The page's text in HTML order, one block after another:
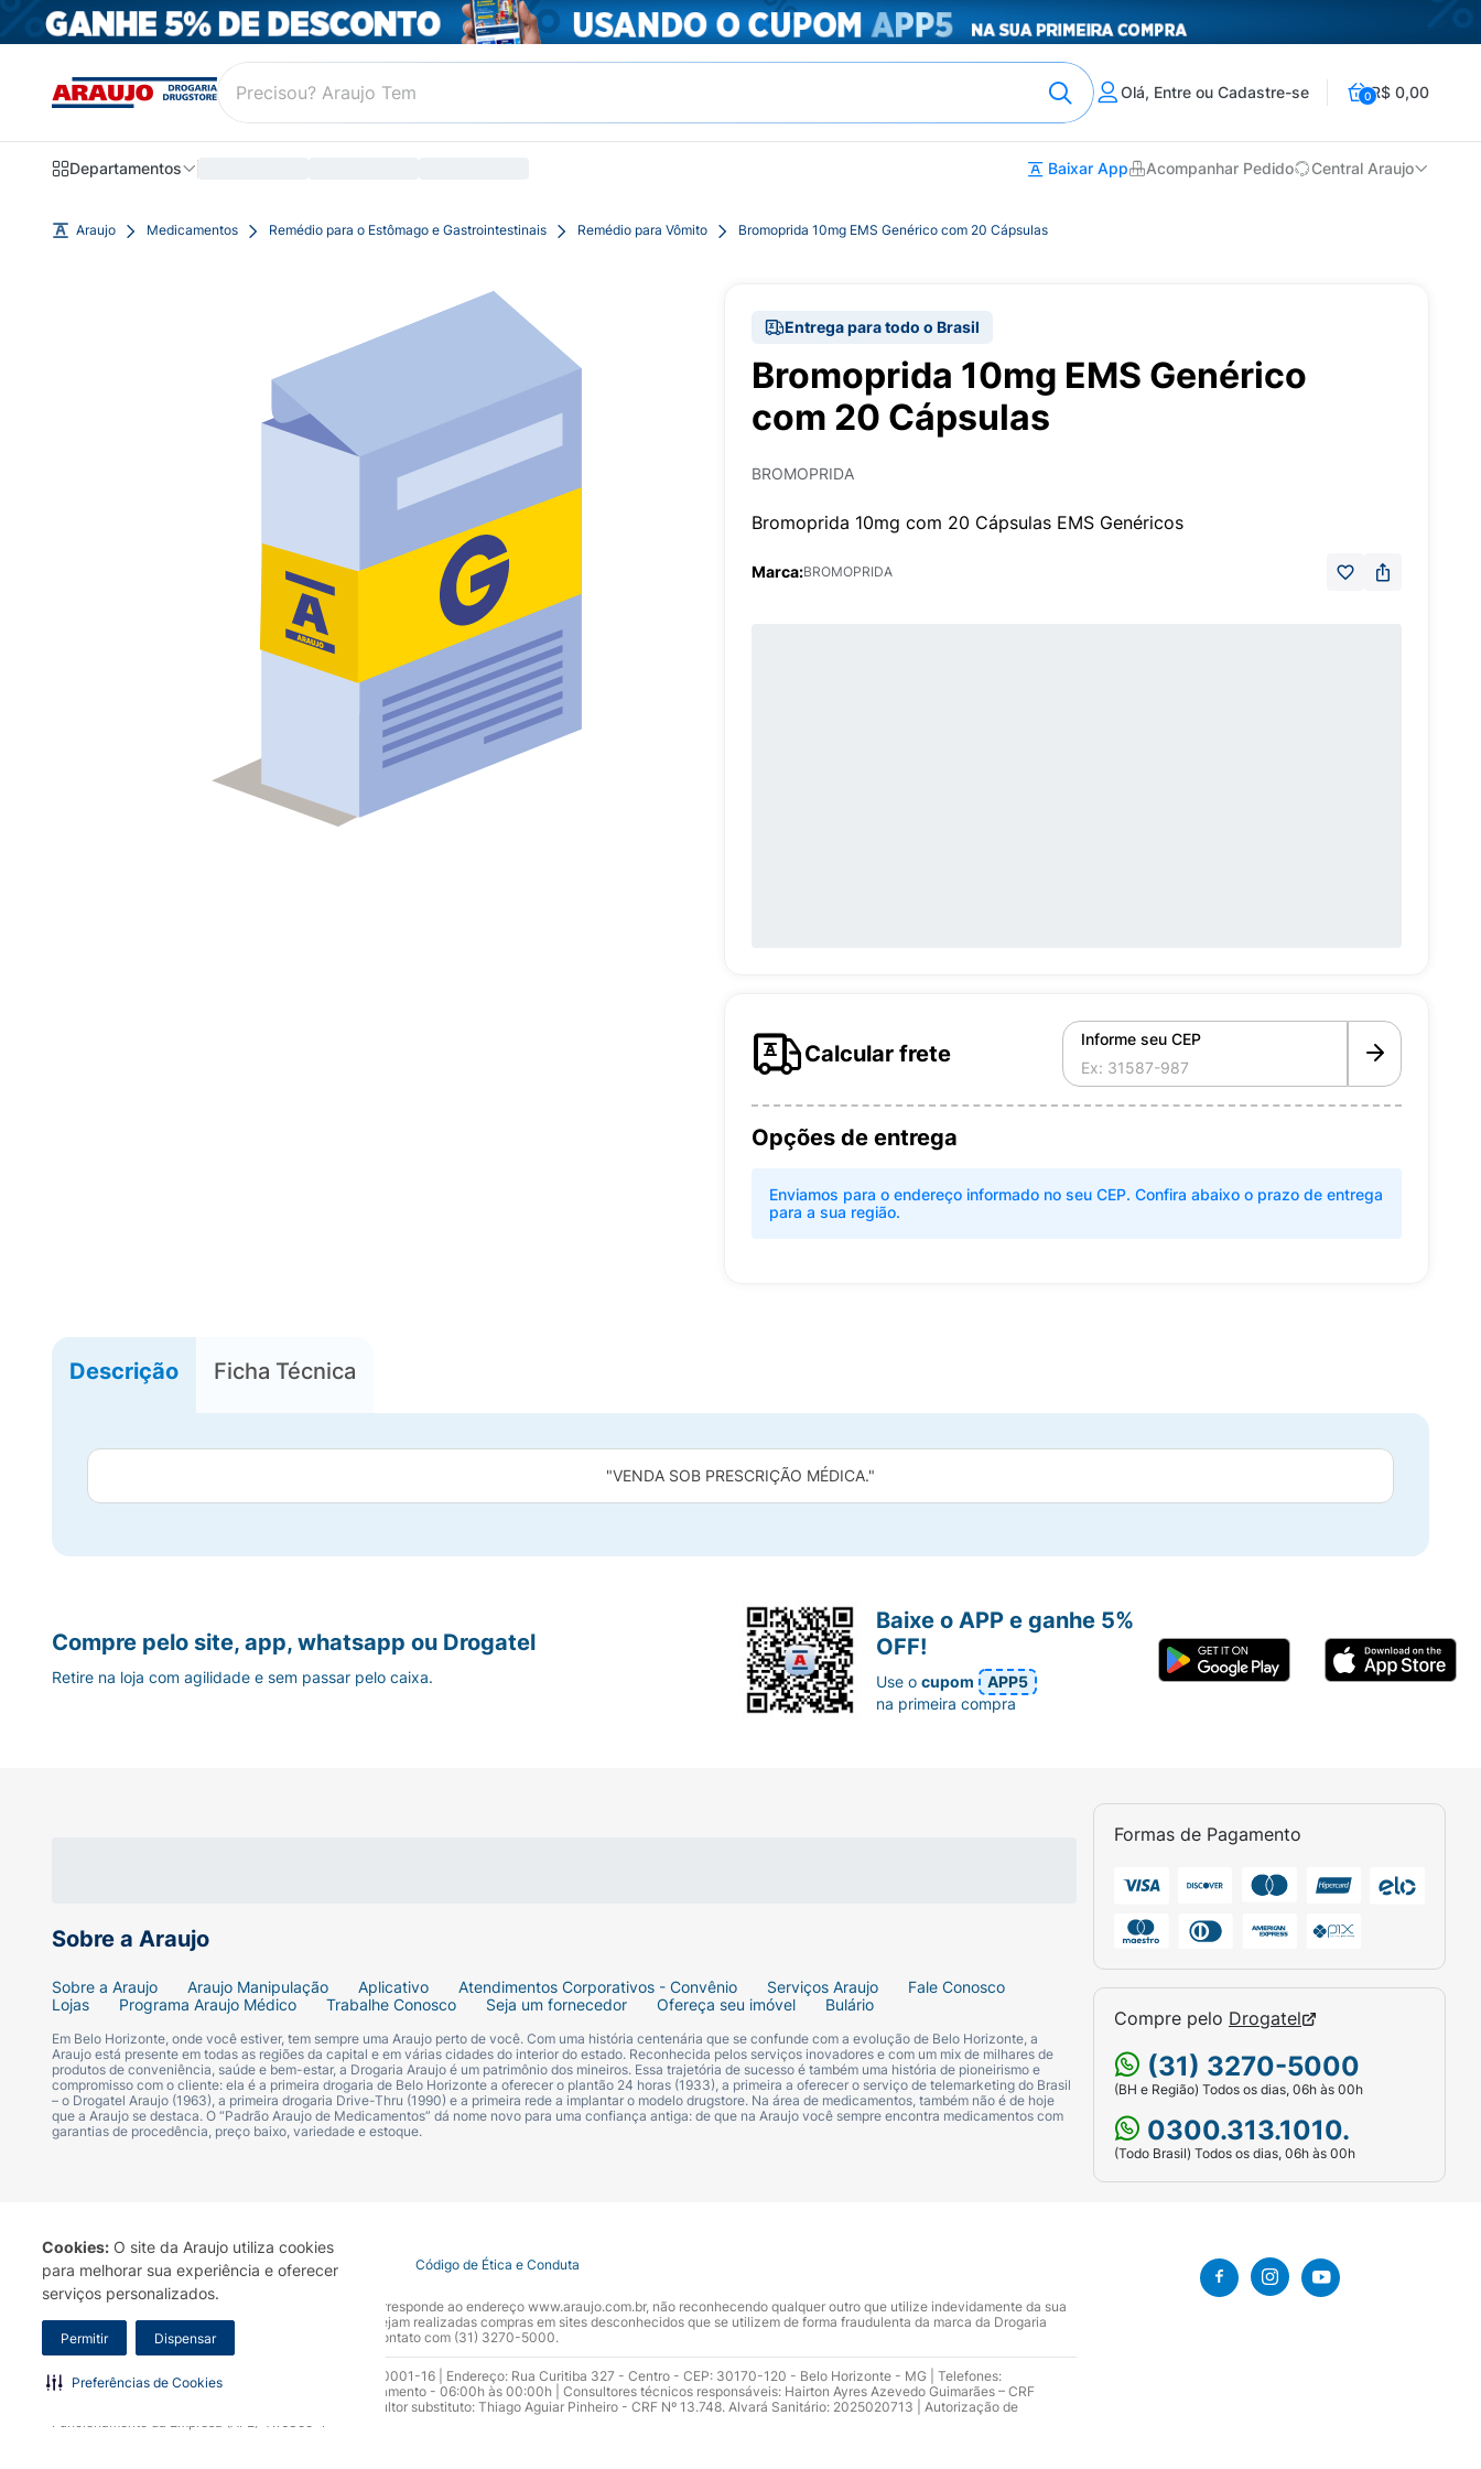
Cookies: O site da Araujo utiliza cookies
para melhorar sua experiência e oferecer
serviços personalizados.
Permitir Dispensar
Preferências de Cookies
Olá, Entre ou Cadastre-se 0R$ 0,00
Departamentos Baixar App Acompanhar Pedido Central Araujo
Araujo Medicamentos Remédio para o Estômago e Gastrointestinais Remédio para Vômito Bromoprida 10mg EMS Genérico com 20 Cápsulas
Entrega para todo o Brasil
Bromoprida 10mg EMS Genérico
com 20 Cápsulas
BROMOPRIDA
Bromoprida 10mg com 20 Cápsulas EMS Genéricos
Marca:BROMOPRIDA
Calcular frete
Informe seu CEP
Opções de entrega
Enviamos para o endereço informado no seu CEP. Confira abaixo o prazo de entrega
para a sua região.
Descrição Ficha Técnica
"VENDA SOB PRESCRIÇÃO MÉDICA."
Sobre a Araujo
Sobre a Araujo Araujo Manipulação Aplicativo Atendimentos Corporativos - Convênio Serviços Araujo
Fale Conosco
Lojas
Programa Araujo Médico Trabalhe Conosco Seja um fornecedor Ofereça seu imóvel Bulário
Em Belo Horizonte, onde você estiver, tem sempre uma Araujo perto de você. Com uma história centenária que se confunde com a evolução de Belo Horizonte, a
Araujo está presente em todas as regiões da capital e em várias cidades do interior do estado. Reconhecida pelos serviços inovadores e com um mix de milhares de
produtos de conveniência, saúde e bem-estar, a Drogaria Araujo é um patrimônio dos mineiros. Essa trajetória de sucesso é também uma história de pioneirismo e
compromisso com o cliente: ela é a primeira drogaria de Belo Horizonte a oferecer o plantão 24 horas (1933), a primeira a oferecer o serviço de telemarketing do Brasil
– o Drogatel Araujo (1963), a primeira drogaria Drive-Thru (1990) e a primeira rede a implantar o modelo drugstore. Na área de medicamentos, também não é de hoje
que a Araujo se destaca. O “Padrão Araujo de Medicamentos” dá nome novo para uma confiança antiga: de que na Araujo você sempre encontra medicamentos com
garantias de procedência, preço baixo, variedade e estoque.
Formas de Pagamento
Compre pelo Drogatel
(31) 3270-5000
(BH e Região) Todos os dias, 06h às 00h
0300.313.1010.
(Todo Brasil) Todos os dias, 06h às 00h
Compre pelo site, app, whatsapp ou Drogatel
Retire na loja com agilidade e sem passar pelo caixa.
Baixe o APP e ganhe 5%
OFF!
Use ocupom
APP5
na primeira compra
Termo de Uso Portal da Privacidade Covid-19 Código de Ética e Conduta
A Drogaria Araujo S/A informa que o seu site oficial corresponde ao endereço www.araujo.com.br, não reconhecendo qualquer outro que utilize indevidamente da sua
marca. Para sua segurança recomendamos que não sejam realizadas compras em sites desconhecidos que se utilizem de forma fraudulenta da marca da Drogaria
Araujo S.A. Em caso de dúvidas, gentileza entrar em contato com (31) 3270-5000.
Razão Social: Drogaria Araujo S.A | CNPJ: 17.256.512.0001-16 | Endereço: Rua Curitiba 327 - Centro - CEP: 30170-120 - Belo Horizonte - MG | Telefones:
0300.313.1010 e (31) 3270-5000 Horário de funcionamento - 06:00h às 00:00h | Consultores técnicos responsáveis: Hairton Ayres Azevedo Guimarães – CRF
10.965 | Yasmin Silva Alvarenga – CRF 52.584 - Consultor substituto: Thiago Aguiar Pinheiro - CRF Nº 13.748. Alvará Sanitário: 2025020713 | Autorização de
Funcionamento da Empresa (AFE): 7.16355-1